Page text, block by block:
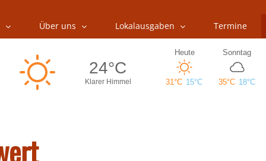
Über uns Lokalausgaben Termine